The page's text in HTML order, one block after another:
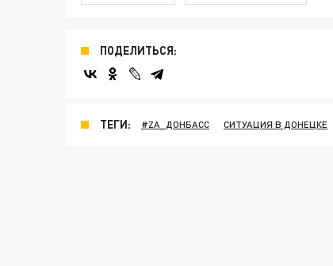
ПОДЕЛИТЬСЯ:
ТЕГИ: #ZA_ДОНБАСС СИТУАЦИЯ В ДОНЕЦКЕ